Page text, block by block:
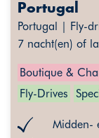
Portugal
Portugal | Fly-
7 nacht(en) of
Boutique &
Fly-Drives
Midden-